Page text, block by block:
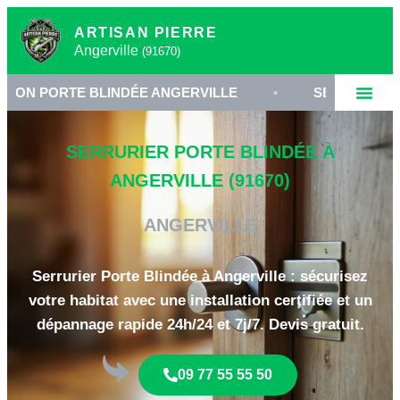
ARTISAN PIERRE
Angerville (91670)
BLINDÉE ANGERVILLE • SERRURIER BLINDAGE
SERRURIER PORTE BLINDÉE À
ANGERVILLE (91670)
ANGERVILLE
Serrurier Porte Blindée à Angerville : sécurisez
votre habitat avec une installation certifiée et un
dépannage rapide 24h/24 et 7j/7. Devis gratuit.
09 77 55 55 50